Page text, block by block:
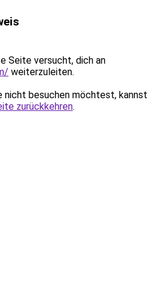
Seite versucht, dich an
weiterzuleiten.
nicht besuchen möchtest, kannst
zurückkehren.